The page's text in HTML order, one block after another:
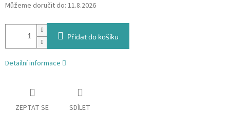
Můžeme doručit do: 11.8.2026
Přidat do košíku
Detailní informace
ZEPTAT SE SDÍLET